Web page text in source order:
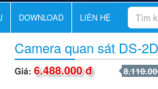
DOWNLOAD LIÊN HỆ
Camera quan sát DS-
Giá: 6.488.000 đ